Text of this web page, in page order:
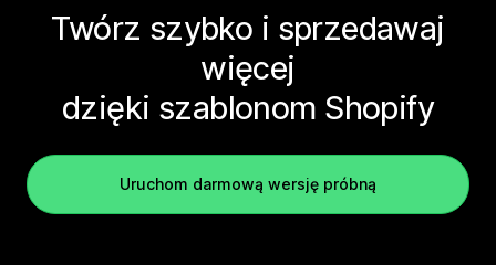
Twórz szybko i sprzedawaj
więcej
dzięki szablonom Shopify
Uruchom darmową wersję próbną